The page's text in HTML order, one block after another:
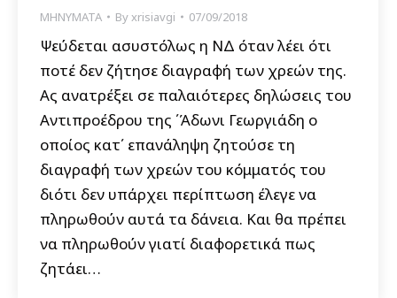
ΜΗΝΥΜΑΤΑ Byxrisiavgi 07/09/2018
Ψεύδεται ασυστόλως η ΝΔ όταν λέει ότι
ποτέ δεν ζήτησε διαγραφή των χρεών της.
Ας ανατρέξει σε παλαιότερες δηλώσεις του
Αντιπροέδρου της ΄Άδωνι Γεωργιάδη ο
οποίος κατ΄ επανάληψη ζητούσε τη
διαγραφή των χρεών του κόμματός του
διότι δεν υπάρχει περίπτωση έλεγε να
πληρωθούν αυτά τα δάνεια. Και θα πρέπει
να πληρωθούν γιατί διαφορετικά πως
ζητάει…